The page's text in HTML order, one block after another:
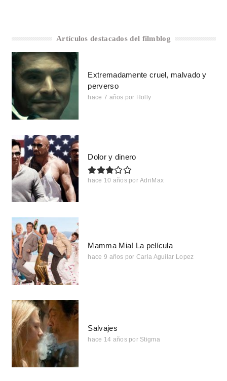
Artículos destacados del filmblog
Extremadamente cruel, malvado y
perverso
hace 7 años por Holly
Dolor y dinero
hace 10 años por AdriMax
Mamma Mia! La película
hace 9 años por Carla Aguilar Lopez
Salvajes
hace 14 años por Stigma